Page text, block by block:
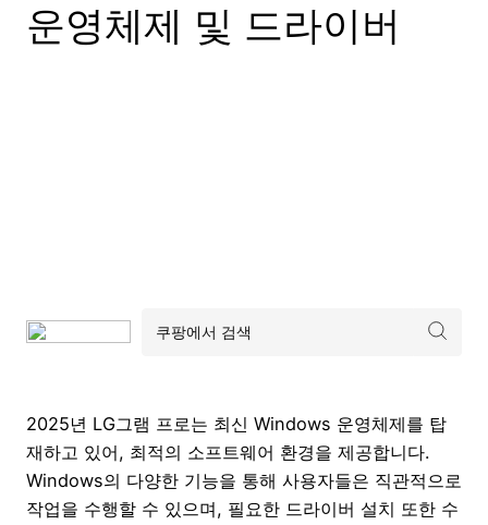
운영체제 및 드라이버
2025년 LG그램 프로는 최신 Windows 운영체제를 탑
재하고 있어, 최적의 소프트웨어 환경을 제공합니다.
Windows의 다양한 기능을 통해 사용자들은 직관적으로
작업을 수행할 수 있으며, 필요한 드라이버 설치 또한 수